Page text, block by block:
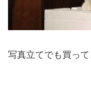
写真立てでも買って